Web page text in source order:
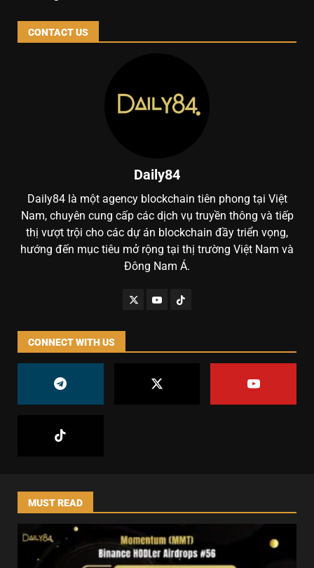
CONTACT US
Daily84
Daily84 là một agency blockchain tiên phong tại Việt
Nam, chuyên cung cấp các dịch vụ truyền thông và tiếp
thị vượt trội cho các dự án blockchain đầy triển vọng,
hướng đến mục tiêu mở rộng tại thị trường Việt Nam và
Đông Nam Á.
CONNECT WITH US
MUST READ